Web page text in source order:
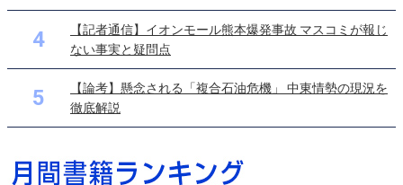
4
【記者通信】イオンモール熊本爆発事故 マスコミが報じ
ない事実と疑問点
5
【論考】懸念される「複合石油危機」 中東情勢の現況を
徹底解説